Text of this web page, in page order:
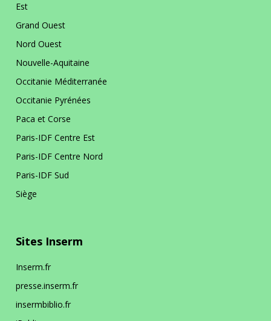
Est
Grand Ouest
Nord Ouest
Nouvelle-Aquitaine
Occitanie Méditerranée
Occitanie Pyrénées
Paca et Corse
Paris-IDF Centre Est
Paris-IDF Centre Nord
Paris-IDF Sud
Siège
Sites Inserm
Inserm.fr
presse.inserm.fr
insermbiblio.fr